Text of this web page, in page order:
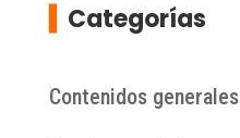
Categorías
Contenidos generales